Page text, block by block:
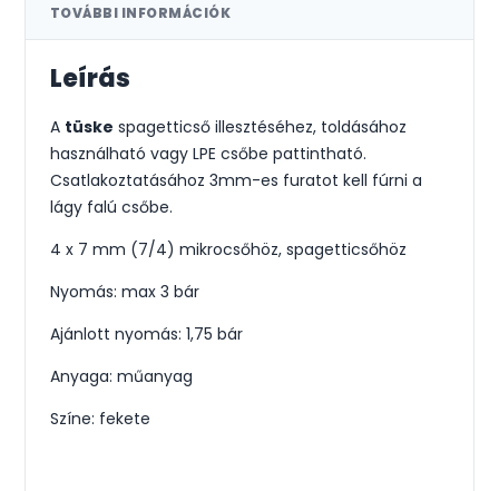
TOVÁBBI INFORMÁCIÓK
Leírás
A tüske spagetticső illesztéséhez, toldásához
használható vagy LPE csőbe pattintható.
Csatlakoztatásához 3mm-es furatot kell fúrni a
lágy falú csőbe.
4 x 7 mm (7/4) mikrocsőhöz, spagetticsőhöz
Nyomás: max 3 bár
Ajánlott nyomás: 1,75 bár
Anyaga: műanyag
Színe: fekete